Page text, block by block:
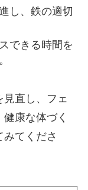
し、鉄の適切
できる時間を
直し、フェ
康な体づく
てくださ